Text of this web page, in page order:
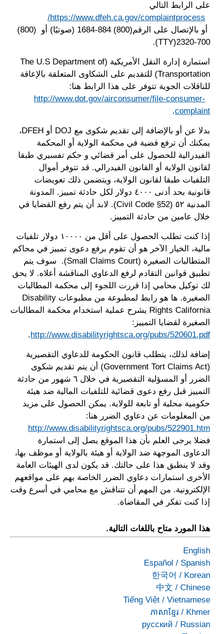
على الرابط التالي
https://www.dfeh.ca.gov/complaintprocess/
أو بالإتصال على الرقم(800) 884-1684 (صوتيًا) أو (800)
700-2320(TTY).
استمارة إدارة النقل الأمريكية (The U.S Department of
Transportation) للتقديم على الشكاوى المتعلقة بالإعاقة
للناقلات الجوية تتوفر على هذا الرابط هنا:
http://www.dot.gov/airconsumer/file-consumer-
complaint
.
بدلا عن أو بالإضافة إلى تقديم شكوى مع DOJ أو DFEH،
يمكنك أن ترفع قضية في محكمة الولاية أو المحكمة
الفيدرالية للحصول على أمر قضائي و حكم تفسيري طبقا
لقانون الولاية أو القانون الفيدرالي. قد تتوفر أموال
التلفيات طبقا لقانون الولاية، ويتضمن ذلك تعويضات
قانونية بحد أدنى ٤٠٠٠ دولار لكل حادثة تمييز. المدونة
المدنية ٥٢ (Civil Code §52). لابد أن يتم رفع القضايا في
خلال عامين من حادثة التمييز.
إذا كنت تطلب الحصول على أقل من ١٠٠٠٠ دولار تلفيات
مالية، الخيار الآخر هو أن تقوم برفع دعوى تمييز في محاكم
المتطالبات الصغيرة (Small Claims Court). سوف يتم
تطبيق قوانين التقادم لرفع الدعاوي المناقشة أعلاه. لا يحق
لك توكيل محامي إذا قررت اللجوء إلى محكمة المطالبات
الصغيرة. ها هو رابط لمطبوعة من مطبوعات Disability
Rights California يشرح عملية استخدام محكمة المطالبات
الصغيرة لقضايا التمييز:
http://www.disabilityrightsca.org/pubs/520601.pdf
.
إضافة لذلك، يتطلب قانون الحكومة للدعاوي التقصيرية
(Government Tort Claims Act) أن يتم تقديم شكوى
الضرر أو المسؤلية التقصيرية في خلال ٦ شهور من حادثة
التمييز قبل رفع دعوى قضائية للتلفيات المالية ضد هيئة
حكومية محلية أو تابعة للولاية. يمكن الحصول على مزيد
من المعلومات عن دعاوي الضرر هنا:
http://www.disabilityrightsca.org/pubs/522901.htm
فضلا يرجى العلم بأن هذا الموقع يصل إلى استمارة
الدعاوى الموجهة ضد الولاية أو هيئة بالولاية أو موظف بها،
وقد لا ينطبق هذا على حالتك. قد يكون لدى الهيئات العامة
الأخرى استمارات دعاوي الضرر الخاصة بهم على مواقعهم
الإلكترونية. من المهم أن تتناقش مع محامي في أسرع وقت
إذا كنت تفكر في المقاضاة.
هذا المورد متاح باللغات التالية.
English
Spanish
/
Español
Korean
/
한국어
Chinese
/
中文
Vietnamese
/
Tiếng Việt
Khmer
/
ភាសាខ្មែរ
Russian
/
русский